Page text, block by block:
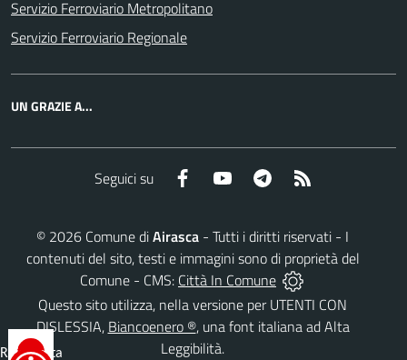
Servizio Ferroviario Metropolitano
Servizio Ferroviario Regionale
UN GRAZIE A...
Seguici su Facebook YouTube Telegram
© 2026 Comune diAirasca - Tutti i diritti riservati - I
contenuti del sito, testi e immagini sono di proprietà del
Comune - CMS: Città In Comune
Questo sito utilizza, nella versione per UTENTI CON
DISLESSIA, Biancoenero ®, una font italiana ad Alta
Leggibilità.
Reimposta